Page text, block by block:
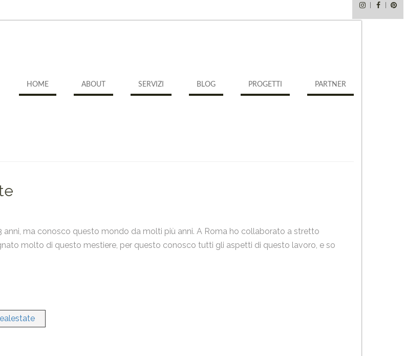
Instagram
HOME ABOUT SERVIZI BLOG PROGETTI PARTNER
ma conosco questo mondo da molti più anni. A Roma ho collaborato a stretto
molto di questo mestiere, per questo conosco tutti gli aspetti di questo lavoro, e so